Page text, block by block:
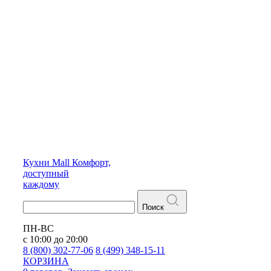
Кухни Mall Комфорт,
доступный
каждому
Поиск
ПН-ВС
с 10:00 до 20:00
8 (800) 302-77-06 8 (499) 348-15-11
КОРЗИНА